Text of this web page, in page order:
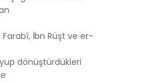
Farabî, İbn Rüşt ve er-
dönüştürdükleri